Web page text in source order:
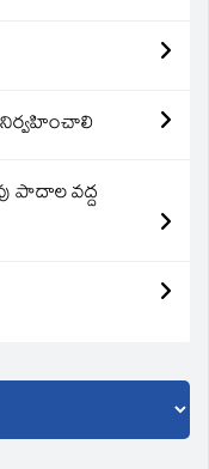
నిర్వహించాలి
పాదాల వద్ద